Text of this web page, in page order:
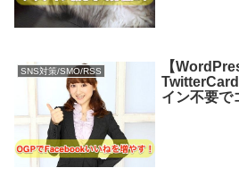
SNS対策/SMO/RSS
【
イン不要で